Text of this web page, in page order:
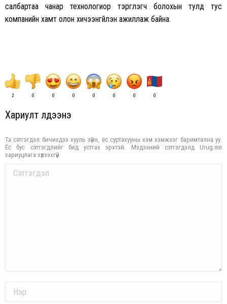
салбартаа чанар технологиор тэргүүлэгч болохын тулд тус
компанийн хамт олон хичээнгүйлэн ажиллаж байна.
2 0 0 0 0 0 0 0
Хариулт үлдээнэ үү
Та сэтгэгдэл бичихдээ хууль зүйн, ёс суртахууны хэм хэмжээг баримтална уу.
Ёс бус сэтгэгдлийг бид устгах эрхтэй. Мэдээний сэтгэгдэлд Urug.mn
хариуцлага хүлээхгүй.
Comment